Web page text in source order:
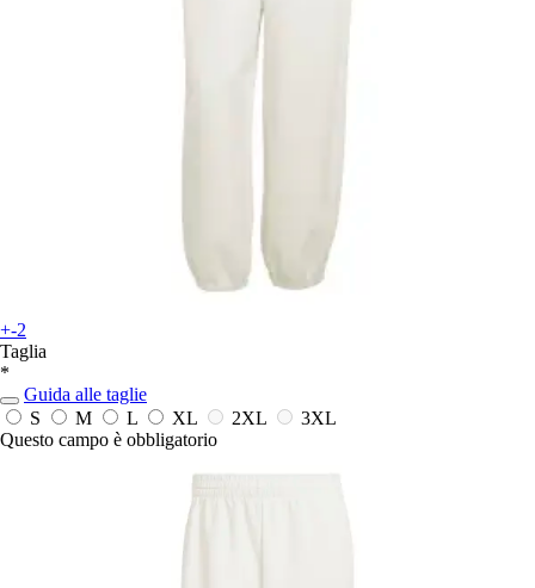
+-2
Taglia
*
Guida alle taglie
S
M L XL 2XL
3XL
Questo campo è obbligatorio